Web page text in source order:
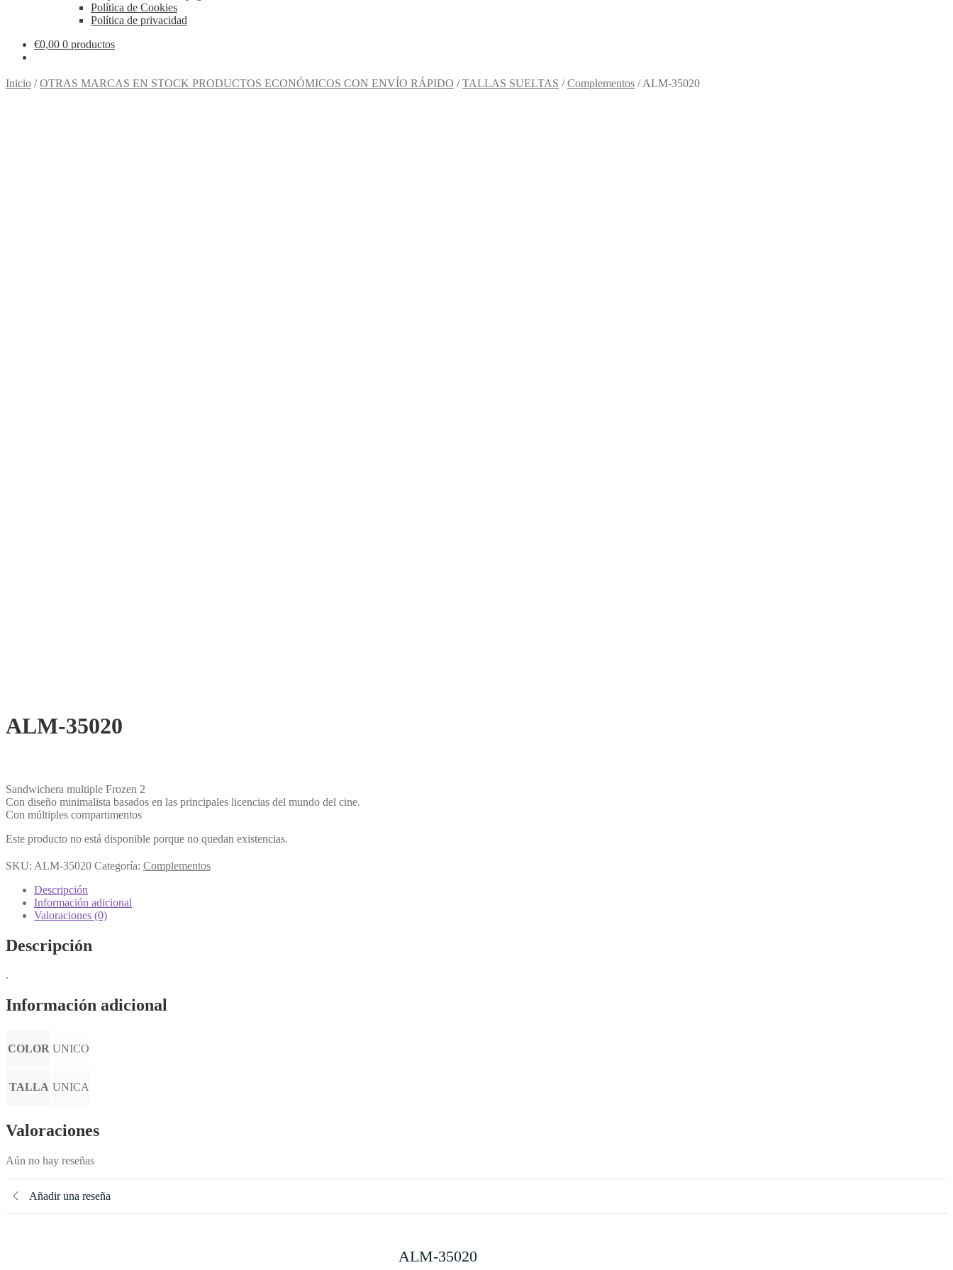
Política de Cookies
Política de privacidad
€0,00 0 productos
Inicio /OTRAS MARCAS EN STOCK PRODUCTOS ECONÓMICOS CON ENVÍO RÁPIDO /TALLAS SUELTAS /Complementos /ALM-35020
ALM-35020
Sandwichera multiple Frozen 2
Con diseño minimalista basados en las principales licencias del mundo del cine.
Con múltiples compartimentos
Este producto no está disponible porque no quedan existencias.
SKU: ALM-35020 Categoría: Complementos
Descripción
Información adicional
Valoraciones (0)
Descripción
.
Información adicional
COLOR UNICO
TALLA UNICA
Valoraciones
Aún no hay reseñas
Añadir una reseña
ALM-35020